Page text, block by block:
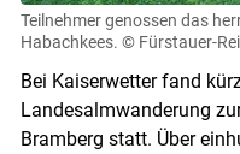
Teilnehmer genossen das
Habachkees. © Fürstauer-
Bei Kaiserwetter fand
Landesalmwanderung
Bramberg statt. Über